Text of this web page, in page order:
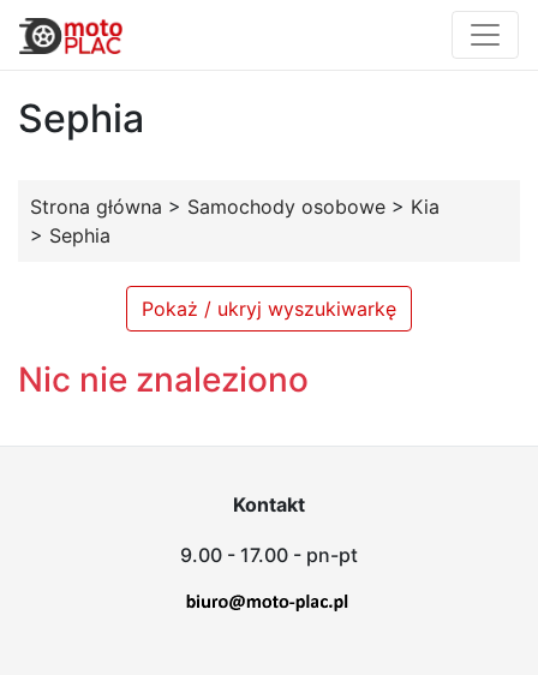
Sephia
Strona główna > Samochody osobowe > Kia
> Sephia
Pokaż / ukryj wyszukiwarkę
Nic nie znaleziono
Kontakt
9.00 - 17.00 - pn-pt